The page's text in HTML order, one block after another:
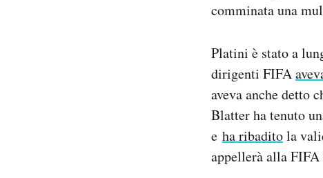
comminata una
Platini è stato a
dirigenti FIFA
aveva anche detto
Blatter ha tenuto
e ha ribaditola
appellerà alla